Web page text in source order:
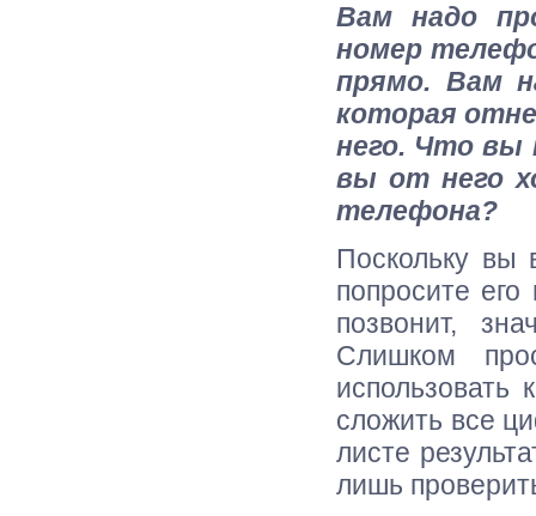
Вам надо
номер
прямо. Вам
которая
него. Что вы
вы от него
телефона?
Поскольку вы
попросите
позвонит,
Слишком
использовать
сложить все
листе
лишь